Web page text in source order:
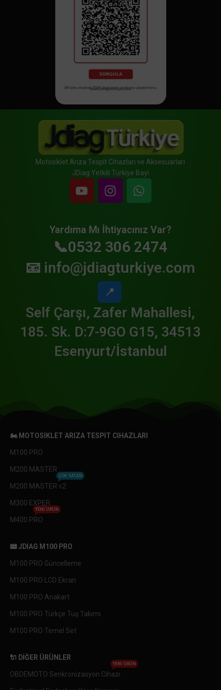
Motosiklet Arıza Tespit Cihazları ve Aksesuarları
JDiag Yetkili Türkiye Bayi
Yardıma Mı İhtiyacınız Var?
📞0532 306 2474
📧 info@jdiagturkiye.com
📍
Self Çarşı, Zafer Mahallesi,
185. Sk. D:7-9GO G15, 34513
Esenyurt/İstanbul
🏍️ MOTOSIKLET ARIZA TESPIT CIHAZLARI
M100 PRO
M200 MASTER
M200 MASTER v2
ÇOK SATAN
M300 EXPER
M400 PRO
YENI ÜRÜN
📟 JDIAG M100 PRO
M100 PRO Güncelleme
M100 PRO LCD Ekran
M100 PRO Anakart
M100 PRO Türkçe Tuş Takımı
M100 PRO Temel Set
🔌 DIĞER ÜRÜNLER
OBDEMOTO Senkronizasyon Cihazı
YENI ÜRÜN